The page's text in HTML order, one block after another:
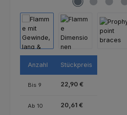
Anzahl Stückpreis
Bis 9 22,90 €
Ab 10 20,61 €